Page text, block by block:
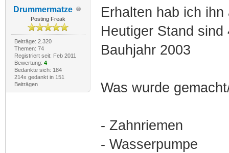
Drummermatze
Posting Freak
Beiträge: 2.320
Themen: 74
Registriert seit: Feb 2011
Bewertung: 4
Bedankte sich: 184
214x gedankt in 151
Beiträgen
Erhalten hab ich
Heutiger Stand sind
Bauhjahr 2003
Was wurde
- Zahnriemen
- Wasserpumpe